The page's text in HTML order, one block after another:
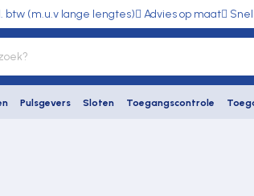
btw (m.u.v lange lengtes) Advies op maat
Pulsgevers Sloten Toegangscontrole